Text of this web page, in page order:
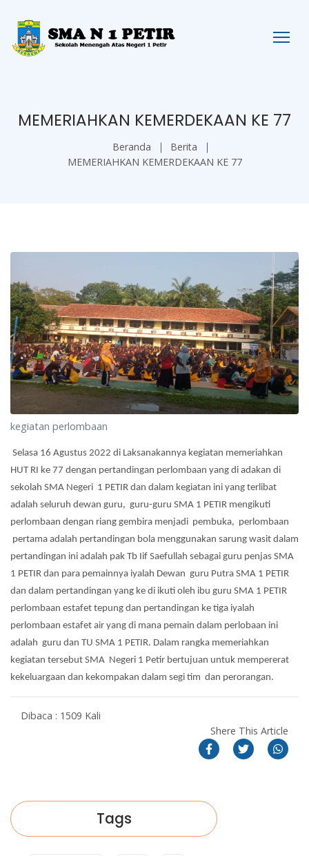
MEMERIAHKAN KEMERDEKAAN KE 77
Beranda
Berita
MEMERIAHKAN KEMERDEKAAN KE 77
kegiatan perlombaan
Selasa 16 Agustus 2022 di Laksanakannya kegiatan memeriahkan
HUT RI ke 77 dengan pertandingan perlombaan yang di adakan di
sekolah SMA Negeri 1 PETIR dan dalam kegiatan ini yang terlibat
adalah seluruh dewan guru, guru-guru SMA 1 PETIR mengikuti
perlombaan dengan riang gembira menjadi pembuka, perlombaan
pertama adalah pertandingan bola menggunakan sarung wasit dalam
pertandingan ini adalah pak Tb Iif Saefullah sebagai guru penjas SMA
1 PETIR dan para pemainnya iyalah Dewan guru Putra SMA 1 PETIR
dan dalam pertandingan yang ke di ikuti oleh ibu guru SMA 1 PETIR
perlombaan estafet tepung dan pertandingan ke tiga iyalah
perlombaan estafet air yang di mana pemain dalam perlobaan ini
adalah guru dan TU SMA 1 PETIR. Dalam rangka memeriahkan
kegiatan tersebut SMA Negeri 1 Petir bertujuan untuk mempererat
kekeluargaan dan kekompakan dalam segi tim dan perorangan.
Dibaca : 1509 Kali
Shere This Article
Tags